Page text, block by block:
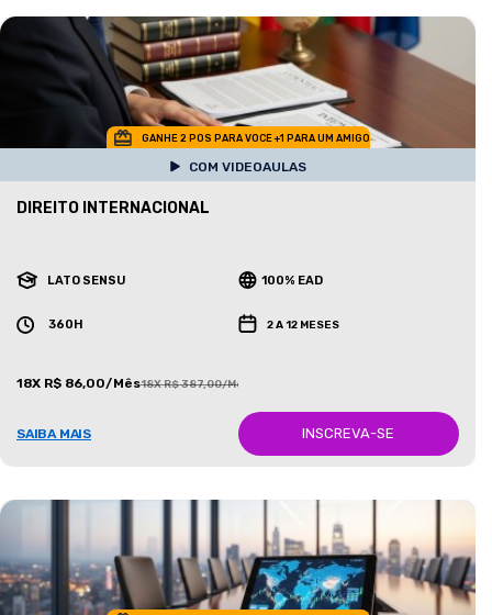
GANHE 2 POS PARA VOCE +1 PARA UM AMIGO
COM VIDEOAULAS
DIREITO INTERNACIONAL
LATO SENSU 100% EAD
360H 2 A 12 MESES
18X R$ 86,00/Mês18X R$ 387,00/Mês
SAIBA MAIS INSCREVA-SE